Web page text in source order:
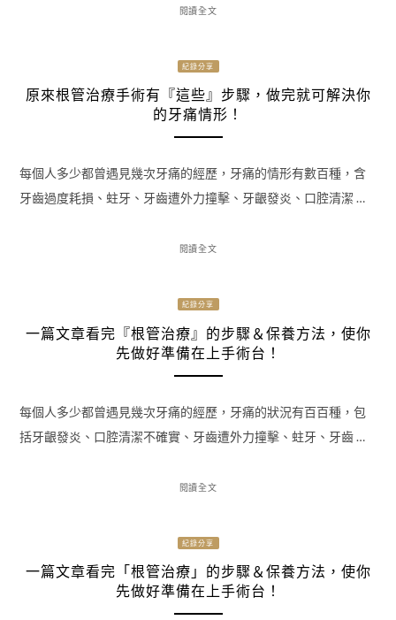
閱讀全文
紀錄分享
原來根管治療手術有『這些』步驟，做完就可解決你
的牙痛情形！
每個人多少都曾遇見幾次牙痛的經歷，牙痛的情形有數百種，含
牙齒過度耗損、蛀牙、牙齒遭外力撞擊、牙齦發炎、口腔清潔 …
閱讀全文
紀錄分享
一篇文章看完『根管治療』的步驟＆保養方法，使你
先做好準備在上手術台！
每個人多少都曾遇見幾次牙痛的經歷，牙痛的狀況有百百種，包
括牙齦發炎、口腔清潔不確實、牙齒遭外力撞擊、蛀牙、牙齒 …
閱讀全文
紀錄分享
一篇文章看完「根管治療」的步驟＆保養方法，使你
先做好準備在上手術台！